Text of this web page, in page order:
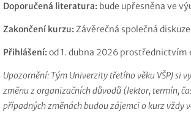
Doporučená literatura: bude upřesněna ve
Zakončení kurzu: Závěrečná společná
Přihlášení: od 1. dubna 2026
Upozornění: Tým Univerzity třetího věku VŠPJ si
změnu z organizačních důvodů (lektor, termín,
případných změnách budou zájemci o kurz vždy